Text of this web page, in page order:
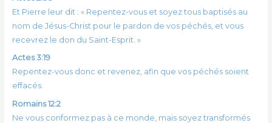
Et Pierre leur dit : « Repentez-vous et soyez tous baptisés au
nom de Jésus-Christ pour le pardon de vos péchés, et vous
recevrez le don du Saint-Esprit. »
Actes 3:19
Repentez-vous donc et revenez, afin que vos péchés soient
effacés.
Romains 12:2
Ne vous conformez pas à ce monde, mais soyez transformés